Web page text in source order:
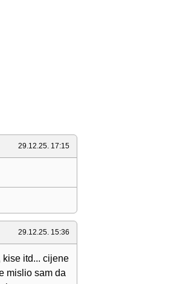
29.12.25. 17:15
29.12.25. 15:36
kise itd... cijene
mislio sam da